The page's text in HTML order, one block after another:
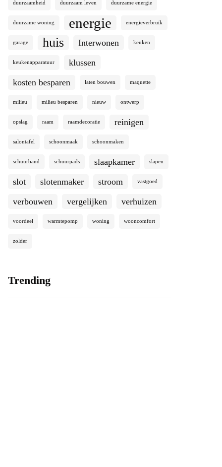
duurzaamheid duurzaam leven duurzame energie
duurzame woning energie energieverbruik
garage huis Interwonen keuken
keukenapparatuur
klussen
kosten besparen
laten bouwen maquette
milieu milieu besparen nieuw ontwerp
opslag raam raamdecoratie reinigen
salontafel schoonmaak schoonmaken
schuurband schuurpads slaapkamer slapen
slot slotenmaker stroom vastgoed
verbouwen vergelijken verhuizen
voordeel warmtepomp woning wooncomfort
zolder
Trending